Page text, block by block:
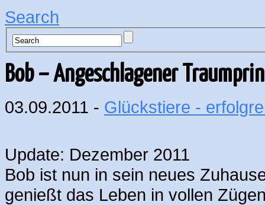
Search
Bob – Angeschlagener
03.09.2011 - Glückstiere -
Update: Dezember 2011
Bob ist nun in sein neues
genießt das Leben in vollen